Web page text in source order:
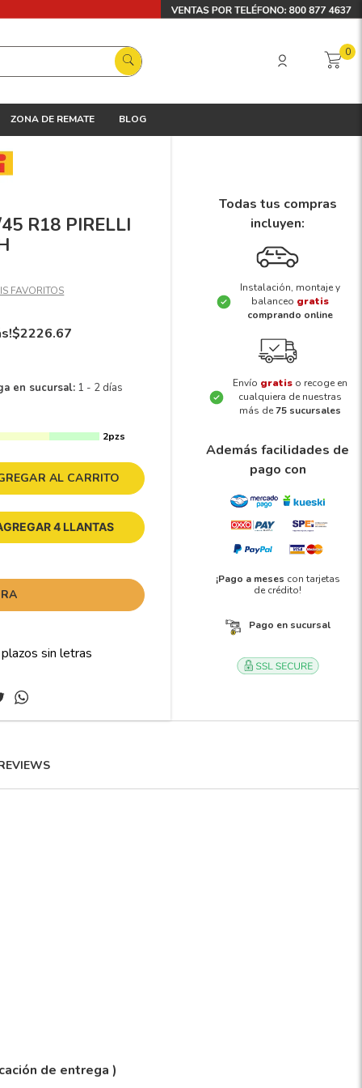
0
ZONA DE REMATE BLOG
R18 PIRELLI
$2226.67
en sucursal: 1 - 2 días
2pzs
AL CARRITO
4 LLANTAS
Todas tus compras
incluyen:
Instalación, montaje y
balanceo gratis
comprando online
Envío gratis o recoge en
cualquiera de nuestras
más de75 sucursales
Además facilidades de
pago con
¡Pago a meses con tarjetas
de crédito!
Pago en sucursal
de entrega )